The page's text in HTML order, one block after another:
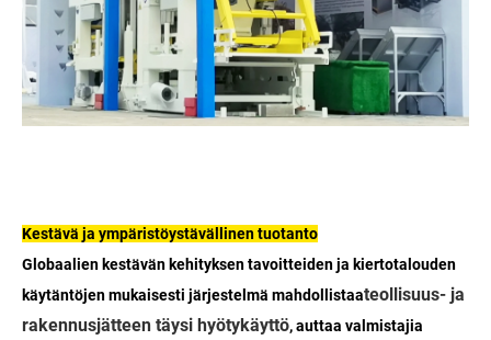
Kestävä ja ympäristöystävällinen tuotanto
Globaalien kestävän kehityksen tavoitteiden ja kiertotalouden
käytäntöjen mukaisesti järjestelmä mahdollistaateollisuus- ja
rakennusjätteen täysi hyötykäyttö, auttaa valmistajia